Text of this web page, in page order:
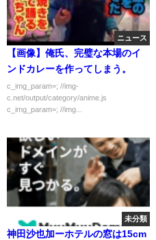
ニュース
【画像】俺氏、完璧な本場のイ
ンドカレーを作ってしまう。
c_img_param=; //img-
c.net/output/category/anime.js
c_img_param=; //img...
未分類
神田沙也加ーホテルの窓は15cm